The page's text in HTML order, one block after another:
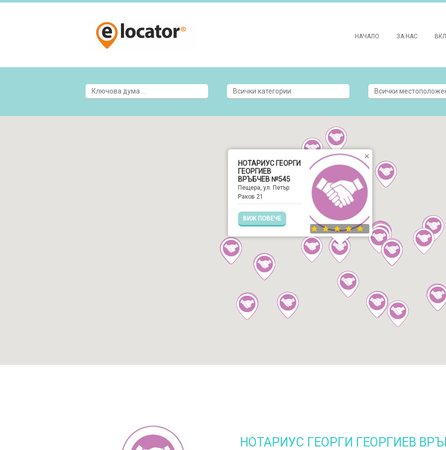
НАЧАЛО ЗА НАС
НОТАРИУС ГЕОРГИ
ГЕОРГИЕВ
ВРЪБЧЕВ №545
Пещера, ул. Петър
Раков 21
ВИЖ ПОВЕЧЕ
НОТАРИУС ГЕОРГИ ГЕОРГИЕВ